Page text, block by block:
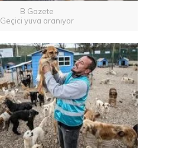
B Gazete
Geçici yuva aranıyor